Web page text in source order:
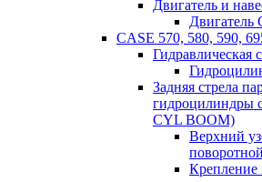
Двигатель и
Двигатель
CASE 570, 580, 590,
Гидравлическая
Задняя стрела
гидроцилиндры
CYL BOOM)
Верхний
Крепление